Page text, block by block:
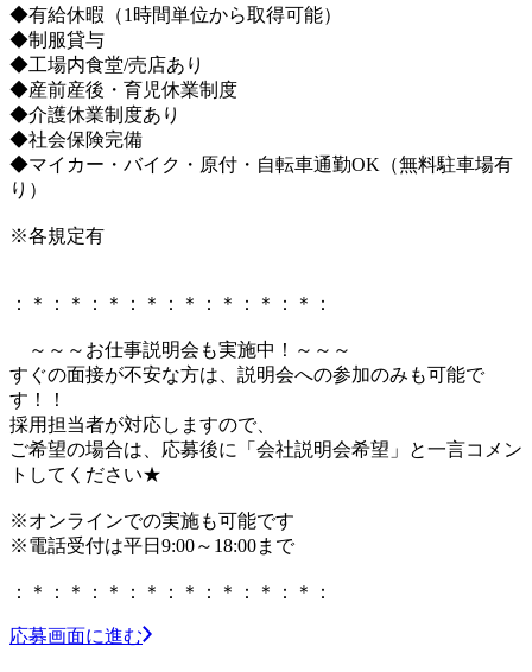
◆有給休暇（1時間単位から取得可能）
◆制服貸与
◆工場内食堂/売店あり
◆産前産後・育児休業制度
◆介護休業制度あり
◆社会保険完備
◆マイカー・バイク・原付・自転車通勤OK（無料駐車場有
り）
※各規定有
：＊：＊：＊：＊：＊：＊：＊：＊：
～～～お仕事説明会も実施中！～～～
すぐの面接が不安な方は、説明会への参加のみも可能で
す！！
採用担当者が対応しますので、
ご希望の場合は、応募後に「会社説明会希望」と一言コメン
トしてください★
※オンラインでの実施も可能です
※電話受付は平日9:00～18:00まで
：＊：＊：＊：＊：＊：＊：＊：＊：
応募画面に進む